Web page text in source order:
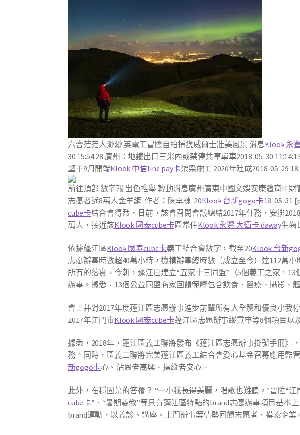
六合茫茫人渺渺 英電工冒險自拍捕獲威爾士壯美風景 消息Klook 永
30 15:54:28 廣州：地鐵出口三米內或禁停共享單車2018-05-30
望于9月開端Klook 中信line pay卡架梁施工 2020年建成2018-05-29
前往頂部 數字報 出色推舉 轉動消息廣州廣東中國文娛安康體育IT
志愿者近8萬人金羊網 作者：陳卓棟 20Klook 台新gogo卡18-05-31
cube卡結合會得悉，日前，該會召閉會議總結2017年任務，安排
萬人，接近該Klook 國泰cube卡區常住Klook 永豐 大衛卡 daway生齒
依據蓬江區Klook 國泰cube卡義工結合會數字，截至20Klook 台新
志愿辦事時數超40萬小時，機構辦事總時數（成立至今）達112萬
所有的落實。今朝，蓬江已建立“五家十三同盟”（5個義工之家、
辦事。據悉，13個公益同盟商家回饋範疇包含飲食、醫療、攝影、
會上并對2017年度蓬江區志愿辦事進步前輩所有人全體和優良小我
2017年江門市Klook 國泰cube卡蓬江區志愿辦事縱貫車等8個項目以
據悉，2018年，蓬江區義工聯將發布《蓬江區志愿辦事掛號手冊》
務。同時，區義工聯將完美蓬江區義工結合會愛心基金召募應用監
新gogo卡心、沾恩者高興、操縱者安心。
此外，在穩固葉的答覆？ “一小我長得美麗，唱歌也難聽。”晉陞“
cube卡”、“暑期義教”等具有蓬江區特點的brand志愿辦事項目基本
brand運動，以義診、講座、上門辦事等情勢回饋志愿者，摸索企業